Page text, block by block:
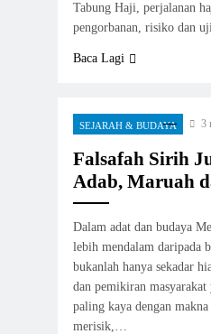
Tabung Haji, perjalanan
pengorbanan, risiko dan
Baca Lagi
SEJARAH & BUDAYA 3
Falsafah Sirih
Adab, Maruah
Dalam adat dan budaya
lebih mendalam daripada
bukanlah hanya sekadar
dan pemikiran
paling kaya dengan
merisik,…